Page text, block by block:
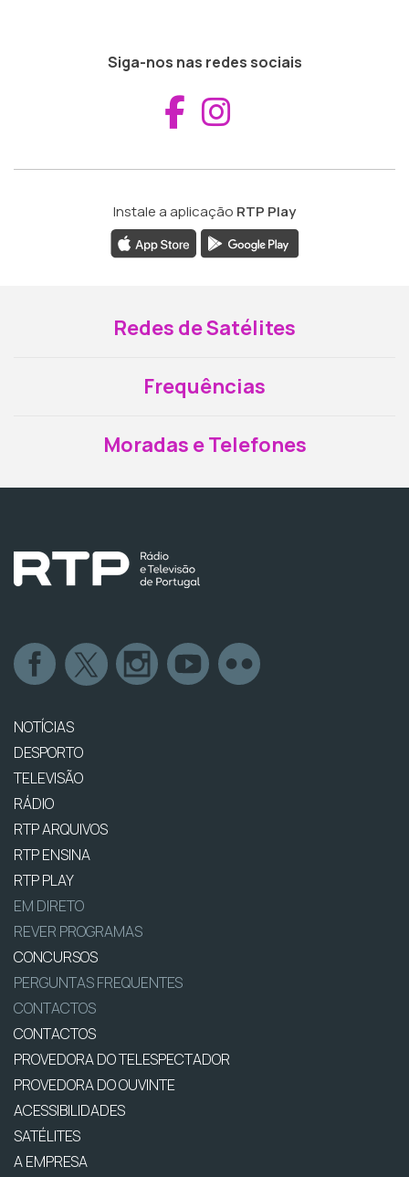
Siga-nos nas redes sociais
Aceder ao
Instale a aplicação RTP Play
Redes de Satélites
Frequências
Moradas e Telefones
NOTÍCIAS
DESPORTO
TELEVISÃO
RÁDIO
RTP ARQUIVOS
RTP ENSINA
RTP PLAY
EM DIRETO
REVER PROGRAMAS
CONCURSOS
PERGUNTAS FREQUENTES
CONTACTOS
CONTACTOS
PROVEDORA DO TELESPECTADOR
PROVEDORA DO OUVINTE
ACESSIBILIDADES
SATÉLITES
A EMPRESA